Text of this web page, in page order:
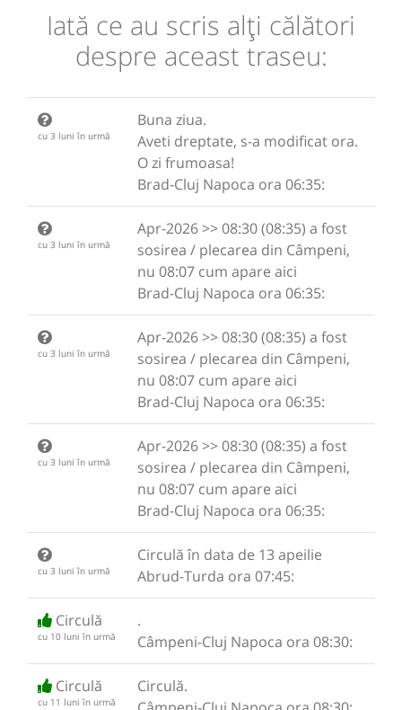
Iată ce au scris alţi călători
despre aceast traseu:
cu 3 luni în urmă
Buna ziua.
Aveti dreptate, s-a modificat ora.
O zi frumoasa!
Brad-Cluj Napoca ora 06:35:
cu 3 luni în urmă
Apr-2026 >> 08:30 (08:35) a fost
sosirea / plecarea din Câmpeni,
nu 08:07 cum apare aici
Brad-Cluj Napoca ora 06:35:
cu 3 luni în urmă
Apr-2026 >> 08:30 (08:35) a fost
sosirea / plecarea din Câmpeni,
nu 08:07 cum apare aici
Brad-Cluj Napoca ora 06:35:
cu 3 luni în urmă
Apr-2026 >> 08:30 (08:35) a fost
sosirea / plecarea din Câmpeni,
nu 08:07 cum apare aici
Brad-Cluj Napoca ora 06:35:
cu 3 luni în urmă
Circulă în data de 13 apeilie
Abrud-Turda ora 07:45:
Circulă
cu 10 luni în urmă
.
Câmpeni-Cluj Napoca ora 08:30:
Circulă
cu 11 luni în urmă
Circulă.